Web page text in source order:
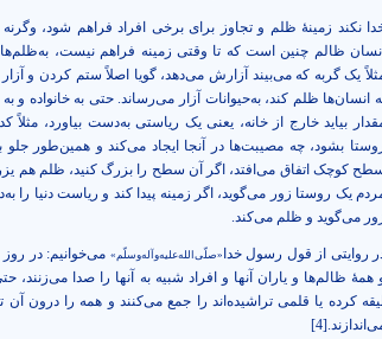
نکند زمینۀ ظلم و تجاوز برای برخی افراد فراهم شود، وگرنه
انسان ظالم چنین است که تا وقتی زمینه فراهم نیست،
یک گربه که می‌بیند آزارش می‌دهد، گویا اصلاً ستم کردن و
انسان‌‌ها ظلم کند، به‌حیوانات آزار می‌رساند. حتی به خانواده
بیاید خارج از خانه، یعنی یک ریاستی به‌دست بیاورد،
بشود، چه مصیبت‌ها در آنجا ایجاد می‌کند و همین‌طور
کوچک اتفاق می‌افتد، اگر آن سطح را بزرگ کنید، ظلم هم
یک روستا زور می‌گوید، اگر زمینه پیدا کند و ریاست دنیا را
می‌گوید و ظلم می‌کند.
روایتی از قول رسول خدا «صلّی‌الله‌علیه‌وآله‌وسلّم» می‌خوانیم: در روز
همۀ ظالم‌ها و یاران آنها و افراد شبیه به آنها را صدا
کرده یا قلمی تراشیده‌اند را جمع می‌کنند و همه را درون
[4]